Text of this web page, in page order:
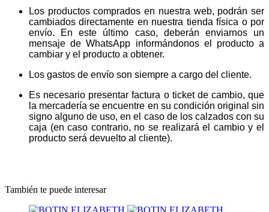
Los productos comprados en nuestra web, podrán ser
cambiados directamente en nuestra tienda física o por
envío. En este último caso, deberán enviarnos un
mensaje de WhatsApp informándonos el producto a
cambiar y el producto a obtener.
Los gastos de envío son siempre a cargo del cliente.
Es necesario presentar factura o ticket de cambio, que
la mercadería se encuentre en su condición original sin
signo alguno de uso, en el caso de los calzados con su
caja (en caso contrario, no se realizará el cambio y el
producto será devuelto al cliente).
También te puede interesar